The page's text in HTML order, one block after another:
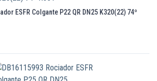
ESFR Colgante P22 QR DN25 K320(22) 74º